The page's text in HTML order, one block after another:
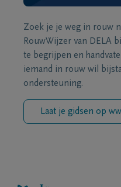
Zoek je je weg in rouw
RouwWijzer van DELA
te begrijpen en
iemand in rouw wil
ondersteuning.
Laat je gidsen op